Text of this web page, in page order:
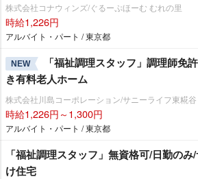
株式会社コナウィンズ/ぐるーぷほーむ むれの里
時給1,226円
アルバイト・パート / 東京都
NEW
「福祉調理スタッフ」調理師免
き有料老人ホーム
株式会社川島コーポレーション/サニーライフ東糀谷
時給1,226円～1,300円
アルバイト・パート / 東京都
「福祉調理スタッフ」無資格可/日勤の
け住宅